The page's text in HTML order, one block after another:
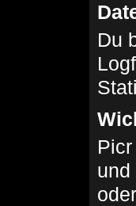
Du
und